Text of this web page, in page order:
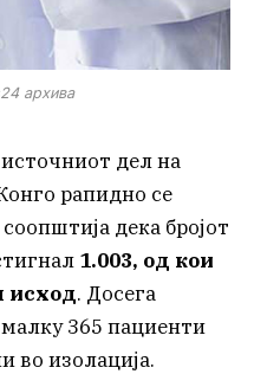
архива
дел на
рапидно се
дека бројот
1.003, од кои
исход. Досега
365 пациенти
во изолација.